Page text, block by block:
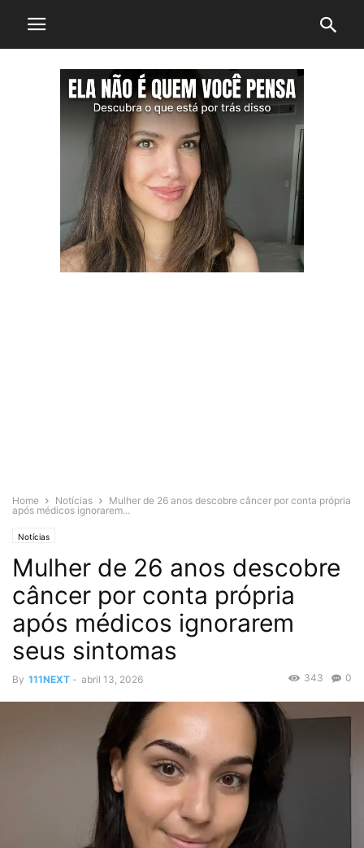
Home Notícias
Mulher de 26 anos descobre câncer por conta própria
após médicos ignorarem...
Notícias
Mulher de 26 anos descobre
câncer por conta própria
após médicos ignorarem
seus sintomas
By 111NEXT - abril 13, 2026 0
343